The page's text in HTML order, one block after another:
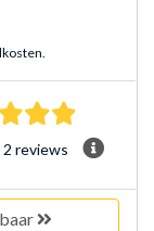
5.0 sterren
reviews